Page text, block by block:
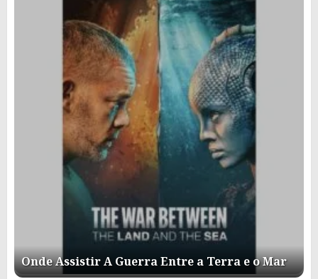
Onde Assistir A Guerra Entre a Terra e o Mar